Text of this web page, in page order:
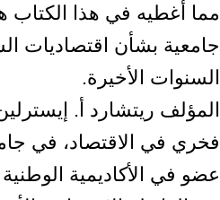
مما أغطيه في هذا
جامعية بشأن اقتصاديات
السنوات الأخيرة.
المؤلف ريتشارد أ.
فخري في الاقتصاد، في
عضو في الأكاديمية